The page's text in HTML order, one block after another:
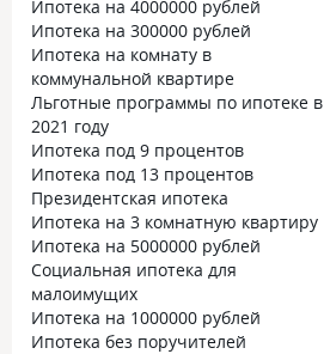
Ипотека на 4000000 рублей
Ипотека на 300000 рублей
Ипотека на комнату в
коммунальной квартире
Льготные программы по ипотеке в
2021 году
Ипотека под 9 процентов
Ипотека под 13 процентов
Президентская ипотека
Ипотека на 3 комнатную квартиру
Ипотека на 5000000 рублей
Социальная ипотека для
малоимущих
Ипотека на 1000000 рублей
Ипотека без поручителей